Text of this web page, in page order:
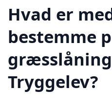
Hvad er
bestemme
Tryggelev?